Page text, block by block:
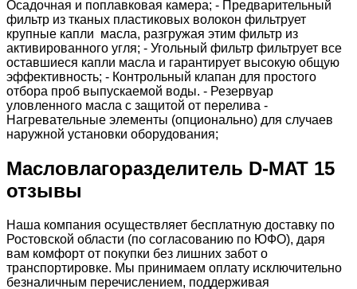
Осадочная и поплавковая камера; - Предварительный
фильтр из тканых пластиковых волокон фильтрует
крупные капли масла, разгружая этим фильтр из
активированного угля; - Угольный фильтр фильтрует все
оставшиеся капли масла и гарантирует высокую общую
эффективность; - Контрольный клапан для простого
отбора проб выпускаемой воды. - Резервуар
уловленного масла с защитой от перелива -
Нагревательные элементы (опционально) для случаев
наружной установки оборудования;
Масловлагоразделитель D-MAT 15
отзывы
Наша компания осуществляет бесплатную доставку по
Ростовской области (по согласованию по ЮФО), даря
вам комфорт от покупки без лишних забот о
транспортировке. Мы принимаем оплату исключительно
безналичным перечислением, поддерживая